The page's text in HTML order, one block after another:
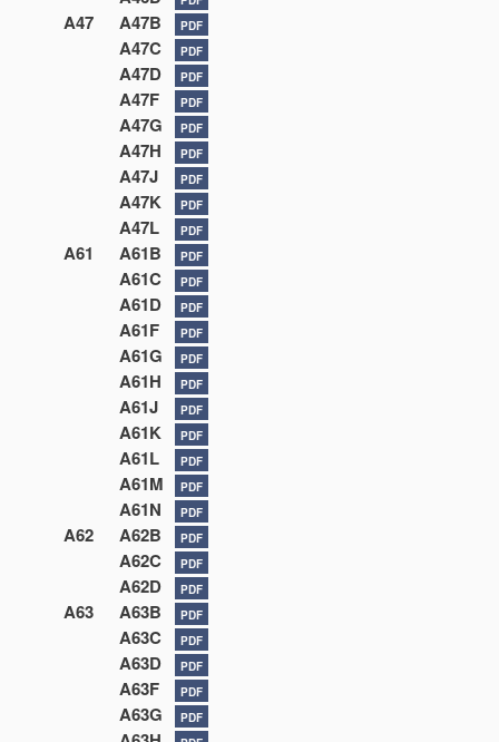
A47 A47B PDF
A47C PDF
A47D PDF
A47F PDF
A47G PDF
A47H PDF
A47J PDF
A47K PDF
A47L PDF
A61 A61B PDF
A61C PDF
A61D PDF
A61F PDF
A61G PDF
A61H PDF
A61J PDF
A61K PDF
A61L PDF
A61M PDF
A61N PDF
A62 A62B PDF
A62C PDF
A62D PDF
A63 A63B PDF
A63C PDF
A63D PDF
A63F PDF
A63G PDF